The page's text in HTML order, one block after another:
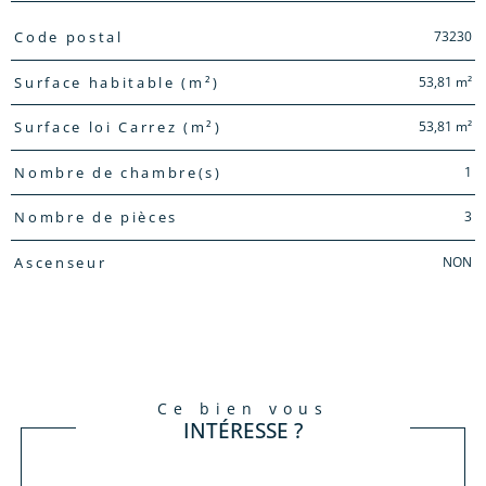
TRAD_PAMPERO_Caracteristique
Code postal 73230
Surface habitable (m²) 53,81 m²
Surface loi Carrez (m²) 53,81 m²
Nombre de chambre(s) 1
Nombre de pièces 3
Ascenseur NON
ce bien vous
INTÉRESSE ?